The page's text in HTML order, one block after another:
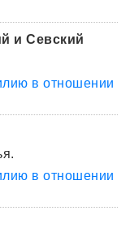
и Севский
в отношении
в отношении